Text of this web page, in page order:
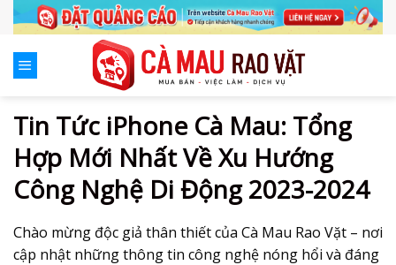
Skip
to
content
Tin Tức iPhone Cà Mau: Tổng
Hợp Mới Nhất Về Xu Hướng
Công Nghệ Di Động 2023-2024
Chào mừng độc giả thân thiết của Cà Mau Rao Vặt – nơi
cập nhật những thông tin công nghệ nóng hổi và đáng